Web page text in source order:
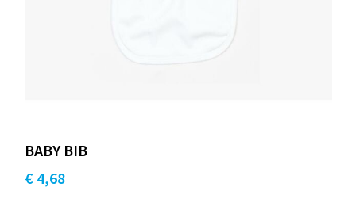
BABY BIB
€ 4,68